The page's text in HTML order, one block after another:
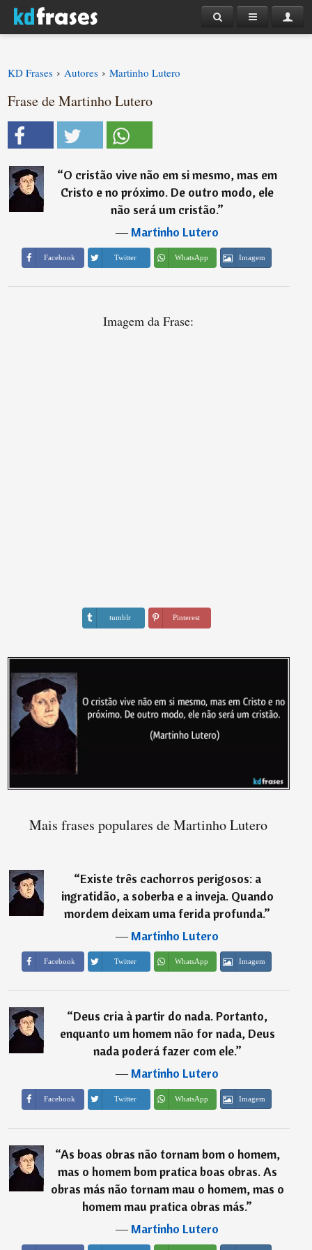
KD Frases › Autores › Martinho Lutero
Frase de Martinho Lutero
“O cristão vive não em si mesmo, mas em
Cristo e no próximo. De outro modo, ele
não será um cristão.”
―Martinho Lutero
Facebook Twitter WhatsApp Imagem
Imagem da Frase:
tumblr Pinterest
Mais frases populares de Martinho Lutero
“Existe três cachorros perigosos: a
ingratidão, a soberba e a inveja. Quando
mordem deixam uma ferida profunda.”
―Martinho Lutero
Facebook Twitter WhatsApp Imagem
“Deus cria à partir do nada. Portanto,
enquanto um homem não for nada, Deus
nada poderá fazer com ele.”
―Martinho Lutero
Facebook Twitter WhatsApp Imagem
“As boas obras não tornam bom o homem,
mas o homem bom pratica boas obras. As
obras más não tornam mau o homem, mas o
homem mau pratica obras más.”
―Martinho Lutero